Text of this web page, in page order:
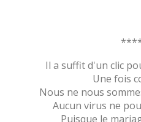
Il a suffit d'un clic
Une fois
Nous ne nous
Aucun virus ne
Puisque le